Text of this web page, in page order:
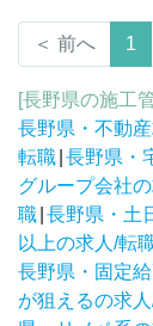
＜ 前へ 1
[長野県の施工
長野県・不動
転職 長野県・
グループ会社
職 長野県・土
以上の求人/転
長野県・固定
が狙えるの求